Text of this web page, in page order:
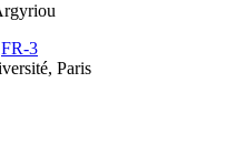
FR-3
Paris